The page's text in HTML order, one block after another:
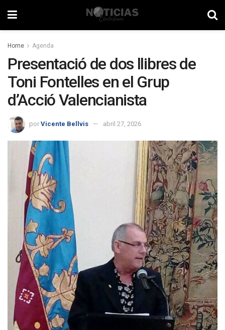
Home Agenda
Presentació de dos llibres de
Toni Fontelles en el Grup
d’Acció Valencianista
por Vicente Bellvis abril 27, 2026